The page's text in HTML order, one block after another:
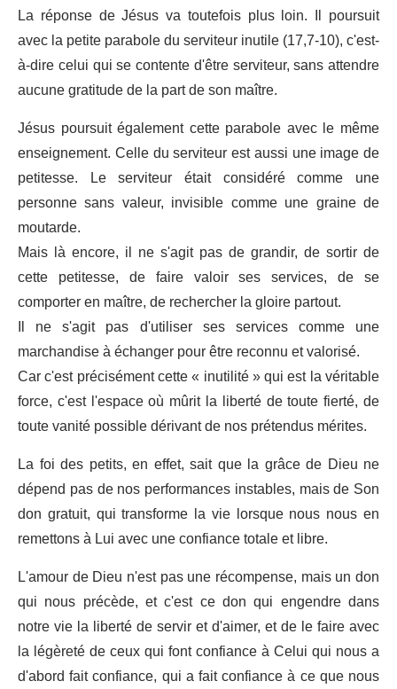
La réponse de Jésus va toutefois plus loin. Il poursuit
avec la petite parabole du serviteur inutile (17,7-10), c'est-
à-dire celui qui se contente d'être serviteur, sans attendre
aucune gratitude de la part de son maître.
Jésus poursuit également cette parabole avec le même
enseignement. Celle du serviteur est aussi une image de
petitesse. Le serviteur était considéré comme une
personne sans valeur, invisible comme une graine de
moutarde.
Mais là encore, il ne s'agit pas de grandir, de sortir de
cette petitesse, de faire valoir ses services, de se
comporter en maître, de rechercher la gloire partout.
Il ne s'agit pas d'utiliser ses services comme une
marchandise à échanger pour être reconnu et valorisé.
Car c'est précisément cette « inutilité » qui est la véritable
force, c'est l'espace où mûrit la liberté de toute fierté, de
toute vanité possible dérivant de nos prétendus mérites.
La foi des petits, en effet, sait que la grâce de Dieu ne
dépend pas de nos performances instables, mais de Son
don gratuit, qui transforme la vie lorsque nous nous en
remettons à Lui avec une confiance totale et libre.
L'amour de Dieu n'est pas une récompense, mais un don
qui nous précède, et c'est ce don qui engendre dans
notre vie la liberté de servir et d'aimer, et de le faire avec
la légèreté de ceux qui font confiance à Celui qui nous a
d'abord fait confiance, qui a fait confiance à ce que nous